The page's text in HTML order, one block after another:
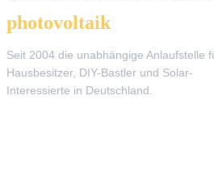
photovoltaik
Seit 2004 die unabhängige Anlaufstelle
Hausbesitzer, DIY-Bastler und Solar-
Interessierte in Deutschland.